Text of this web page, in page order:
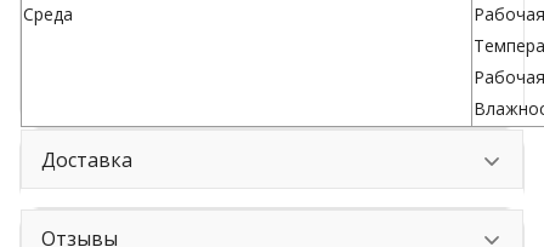
Среда
Доставка
Отзывы